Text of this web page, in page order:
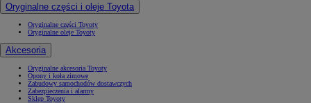
Oryginalne części i oleje Toyota
Oryginalne części Toyoty
Oryginalne oleje Toyoty
Akcesoria
Oryginalne akcesoria Toyoty
Opony i koła zimowe
Zabudowy samochodów dostawczych
Zabezpieczenia i alarmy
Sklep Toyoty